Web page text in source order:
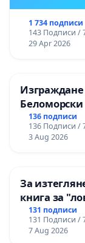
1 734 подписи
143 Подписи /
29 Apr 2026
Беломорски
136 подписи
136 Подписи /
3 Aug 2026
За
книга за
деца
131 подписи
131 Подписи /
7 Aug 2026